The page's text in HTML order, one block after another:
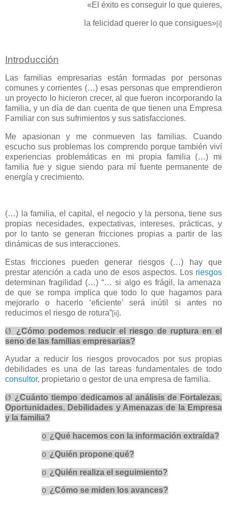
«El éxito es conseguir lo que quieres,
la felicidad querer lo que consigues»[i]
Introducción
Las familias empresarias están formadas por personas
comunes y corrientes (…) esas personas que emprendieron
un proyecto lo hicieron crecer, al que fueron incorporando la
familia, y un día de dan cuenta de que tienen una Empresa
Familiar con sus sufrimientos y sus satisfacciones.
Me apasionan y me conmueven las familias. Cuando
escucho sus problemas los comprendo porque también viví
experiencias problemáticas en mi propia familia (…) mi
familia fue y sigue siendo para mí fuente permanente de
energía y crecimiento.
(…) la familia, el capital, el negocio y la persona, tiene sus
propias necesidades, expectativas, intereses, prácticas, y
por lo tanto se generan fricciones propias a partir de las
dinámicas de sus interacciones.
Estas fricciones pueden generar riesgos (…) hay que
prestar atención a cada uno de esos aspectos. Los riesgos
determinan fragilidad (…) “… si algo es frágil, la amenaza
de que se rompa implica que todo lo que hagamos para
mejorarlo o hacerlo ‘eficiente’ será inútil si antes no
reducimos el riesgo de rotura”[ii].
Ø
¿Cómo podemos reducir el riesgo de ruptura en el
seno de las familias empresarias?
Ayudar a reducir los riesgos provocados por sus propias
debilidades es una de las tareas fundamentales de todo
consultor, propietario o gestor de una empresa de familia.
Ø ¿Cuánto tiempo dedicamos al análisis de Fortalezas,
Oportunidades, Debilidades y Amenazas de la Empresa
y la familia?
o ¿Qué hacemos con la información extraída?
o ¿Quién propone qué?
o ¿Quién realiza el seguimiento?
o ¿Cómo se miden los avances?